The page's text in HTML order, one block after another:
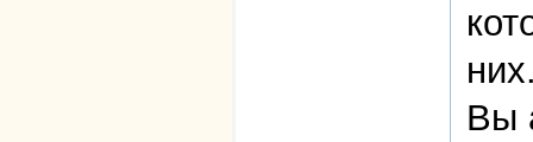
Вы